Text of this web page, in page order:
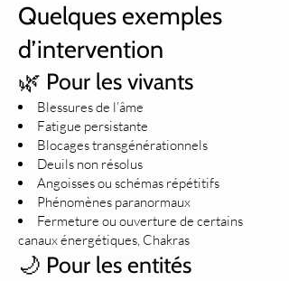
Quelques exemples
d’intervention
🌿 Pour les vivants
Blessures de l’âme
Fatigue persistante
Blocages transgénérationnels
Deuils non résolus
Angoisses ou schémas répétitifs
Phénomènes paranormaux
Fermeture ou ouverture de certains
canaux énergétiques, Chakras
🌙 Pour les entités